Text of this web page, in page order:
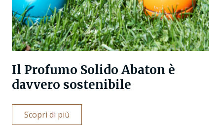
Il Profumo Solido Abaton è
davvero sostenibile
Scopri di più